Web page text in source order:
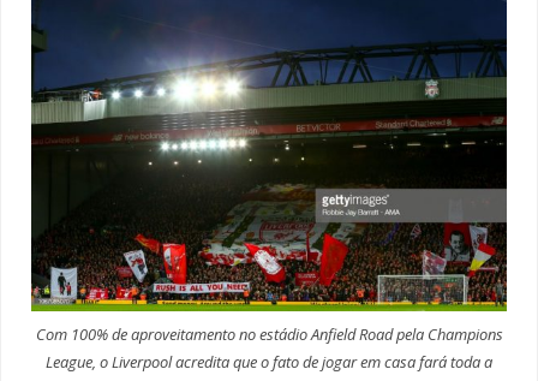
Com 100% de aproveitamento no estádio Anfield Road pela Champions
League, o Liverpool acredita que o fato de jogar em casa fará toda a